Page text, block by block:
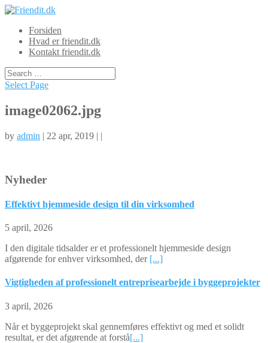
Forsiden
Hvad er friendit.dk
Kontakt friendit.dk
Select Page
image02062.jpg
by admin | 22 apr, 2019 | |
Nyheder
Effektivt hjemmeside design til din virksomhed
5 april, 2026
I den digitale tidsalder er et professionelt hjemmeside design
afgørende for enhver virksomhed, der [...]
Vigtigheden af professionelt entreprisearbejde i byggeprojekter
3 april, 2026
Når et byggeprojekt skal gennemføres effektivt og med et solidt
resultat, er det afgørende at forstå[...]